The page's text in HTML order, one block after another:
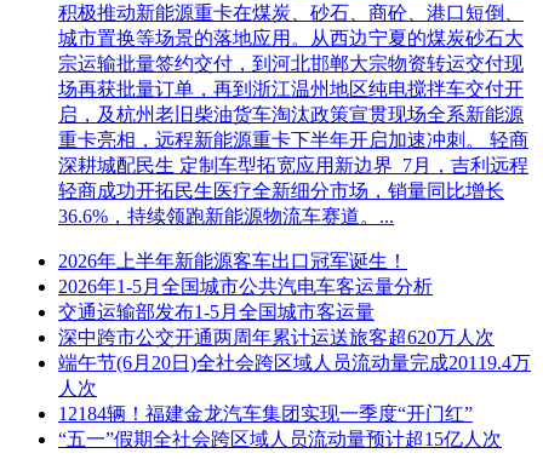
积极推动新能源重卡在煤炭、砂石、商砼、港口短倒、
城市置换等场景的落地应用。从西边宁夏的煤炭砂石大
宗运输批量签约交付，到河北邯郸大宗物资转运交付现
场再获批量订单，再到浙江温州地区纯电搅拌车交付开
启，及杭州老旧柴油货车淘汰政策宣贯现场全系新能源
重卡亮相，远程新能源重卡下半年开启加速冲刺。 轻商
深耕城配民生 定制车型拓宽应用新边界 7月，吉利远程
轻商成功开拓民生医疗全新细分市场，销量同比增长
36.6%，持续领跑新能源物流车赛道。...
2026年上半年新能源客车出口冠军诞生！
2026年1-5月全国城市公共汽电车客运量分析
交通运输部发布1-5月全国城市客运量
深中跨市公交开通两周年累计运送旅客超620万人次
端午节(6月20日)全社会跨区域人员流动量完成20119.4万
人次
12184辆！福建金龙汽车集团实现一季度“开门红”
“五一”假期全社会跨区域人员流动量预计超15亿人次